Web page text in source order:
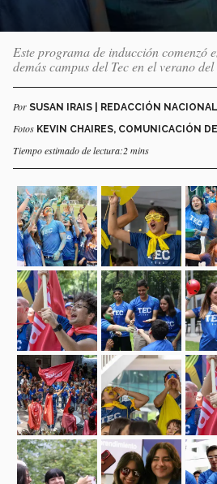
Este programa de inducción comenzó
demás campus del Tec en el verano del
Por SUSAN IRAIS | REDACCIÓN
Fotos KEVIN CHAIRES, COMUNICACIÓN
Tiempo estimado de lectura:2 mins